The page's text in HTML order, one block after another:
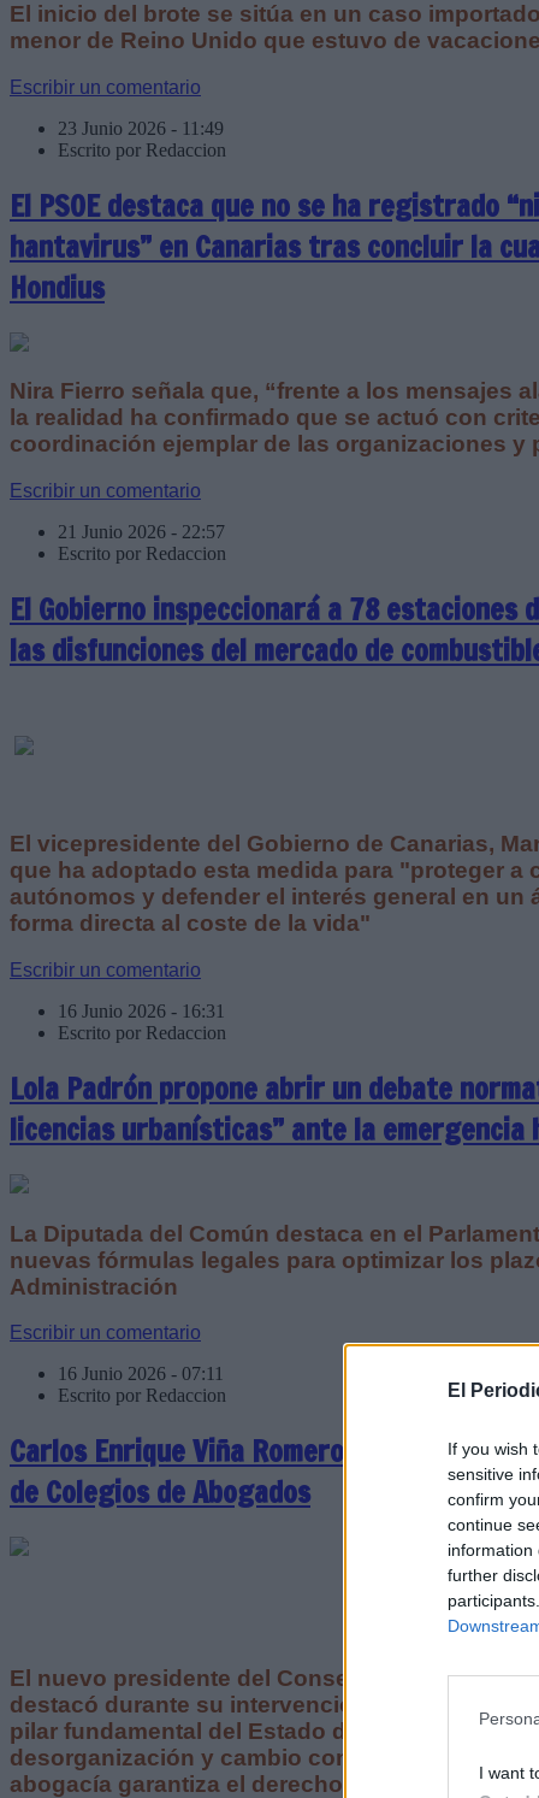
El
If you wish
sensitive
confirm
continue
information
further
I want
El inicio del brote se sitúa en un caso
menor de Reino Unido que estuvo de
Escribir un comentario
23 Junio 2026 - 11:49
Escrito por Redaccion
El PSOE destaca que no se ha registrado
hantavirus” en Canarias tras concluir la
Hondius
Nira Fierro señala que, “frente a los mensajes
la realidad ha confirmado que se actuó con
coordinación ejemplar de las organizaciones y
Escribir un comentario
21 Junio 2026 - 22:57
Escrito por Redaccion
El Gobierno inspeccionará a 78 estaciones
las disfunciones del mercado de
El vicepresidente del Gobierno de Canarias,
que ha adoptado esta medida para "proteger a
autónomos y defender el interés general en un
forma directa al coste de la vida"
Escribir un comentario
16 Junio 2026 - 16:31
Escrito por Redaccion
Lola Padrón propone abrir un debate
licencias urbanísticas” ante la emergencia
La Diputada del Común destaca en el
nuevas fórmulas legales para optimizar los
Administración
Escribir un comentario
16 Junio 2026 - 07:11
Escrito por Redaccion
Carlos Enrique Viña Romero, nuevo
de Colegios de Abogados
El nuevo presidente del Consejo Canario de
destacó durante su intervención “la labor
pilar fundamental del Estado de Derecho. En
desorganización y cambio como los que
abogacía garantiza el derecho de defensa, la